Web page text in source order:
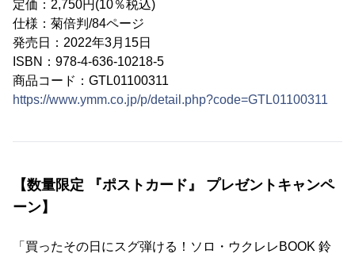
定価：2,750円(10％税込)
仕様：菊倍判/84ページ
発売日：2022年3月15日
ISBN：978-4-636-10218-5
商品コード：GTL01100311
https://www.ymm.co.jp/p/detail.php?code=GTL01100311
【数量限定 『ポストカード』 プレゼントキャンペ
ーン】
「買ったその日にスグ弾ける！ソロ・ウクレレBOOK 鈴